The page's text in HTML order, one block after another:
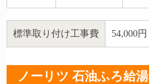
標準取り付け工事費 54,000円
ノーリツ 石油ふろ給